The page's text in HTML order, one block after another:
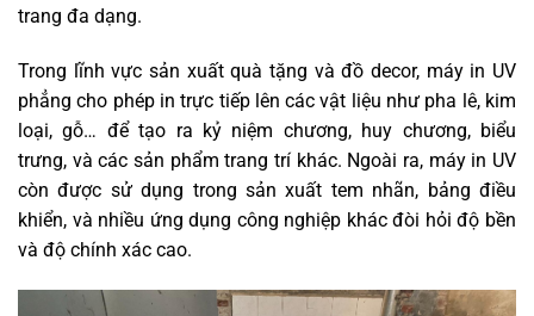
trang đa dạng.
Trong lĩnh vực sản xuất quà tặng và đồ decor, máy in UV
phẳng cho phép in trực tiếp lên các vật liệu như pha lê, kim
loại, gỗ… để tạo ra kỷ niệm chương, huy chương, biểu
trưng, và các sản phẩm trang trí khác. Ngoài ra, máy in UV
còn được sử dụng trong sản xuất tem nhãn, bảng điều
khiển, và nhiều ứng dụng công nghiệp khác đòi hỏi độ bền
và độ chính xác cao.